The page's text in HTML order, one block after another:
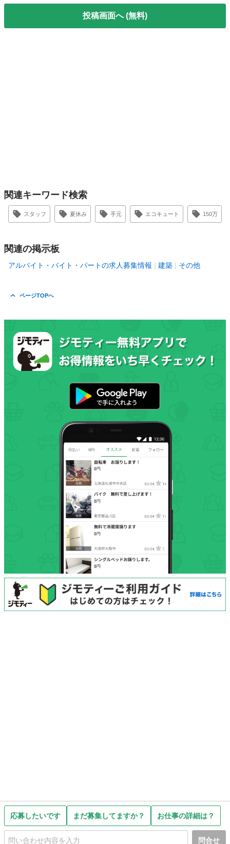
応募したいです まだ募集してますか？ お仕事の詳細は？
問合せ
投稿画面へ (無料)
関連キーワード検索
スタッフ 夏休み 手元 エコキュート 150万
関連の掲示板
アルバイト・バイト・パートの求人募集情報 建築 その他
ページTOPへ